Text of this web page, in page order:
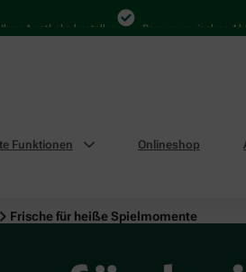
bestellen Bequem zwischen
Funktionen Onlineshop
Frische für heiße Spielmomente